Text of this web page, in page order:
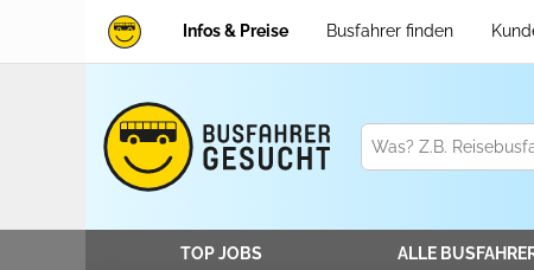
Infos & Preise Busfahrer finden
TOP JOBS ALLE